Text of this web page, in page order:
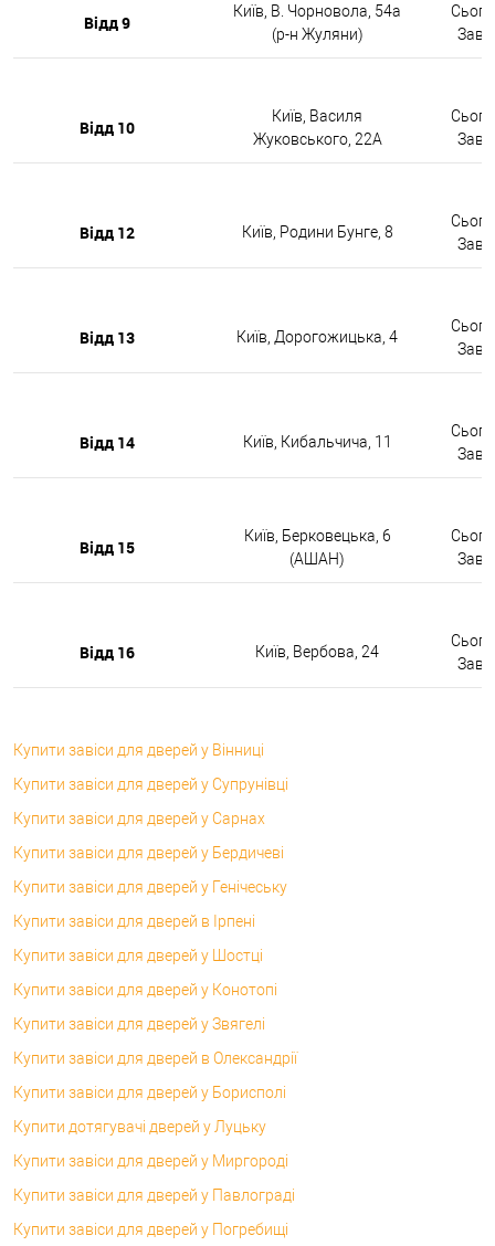
Відд 9
Київ, В. Чорновола, 54а
(р-н Жуляни)
Відд 10
Київ, Василя
Жуковського, 22А
Відд 12 Київ, Родини Бунге, 8
Відд 13 Київ, Дорогожицька, 4
Відд 14 Київ, Кибальчича, 11
Відд 15
Київ, Берковецька, 6
(АШАН)
Відд 16 Київ, Вербова, 24
Купити завіси для дверей у Вінниці
Купити завіси для дверей у Супрунівці
Купити завіси для дверей у Сарнах
Купити завіси для дверей у Бердичеві
Купити завіси для дверей у Генічеську
Купити завіси для дверей в Ірпені
Купити завіси для дверей у Шостці
Купити завіси для дверей у Конотопі
Купити завіси для дверей у Звягелі
Купити завіси для дверей в Олександрії
Купити завіси для дверей у Борисполі
Купити дотягувачі дверей у Луцьку
Купити завіси для дверей у Миргороді
Купити завіси для дверей у Павлограді
Купити завіси для дверей у Погребищі